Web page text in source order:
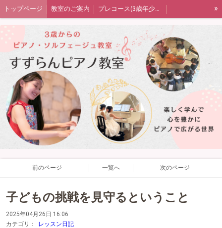
トップページ 教室のご案内 プレコース(3歳年少年中)
大人のピアノコース 発表会・室内楽・ワークショップ 生徒さん保護者の声
教室blog プライバシーポリシー
»
前のページ 一覧へ 次のページ
子どもの挑戦を見守るということ
2025年04月26日 16:06
カテゴリ：
レッスン日記